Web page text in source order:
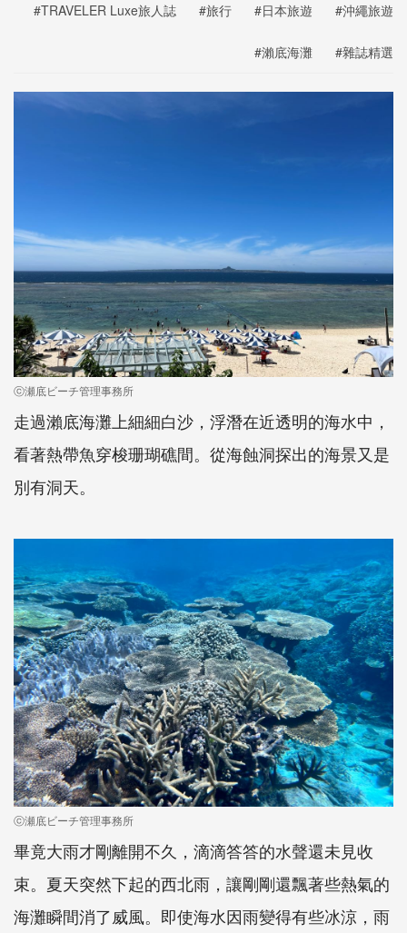
#TRAVELER Luxe旅人誌 #旅行 #日本旅遊 #沖繩旅遊
#瀨底海灘 #雜誌精選
ⓒ瀬底ビーチ管理事務所
走過瀨底海灘上細細白沙，浮潛在近透明的海水中，
看著熱帶魚穿梭珊瑚礁間。從海蝕洞探出的海景又是
別有洞天。
ⓒ瀬底ビーチ管理事務所
畢竟大雨才剛離開不久，滴滴答答的水聲還未見收
束。夏天突然下起的西北雨，讓剛剛還飄著些熱氣的
海灘瞬間消了威風。即使海水因雨變得有些冰涼，雨